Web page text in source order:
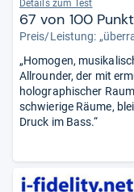
Details zum Test
67 von 100
Preis/Leistung:
„Homogen,
Allrounder, der mit
holographischer
schwierige Räume,
Druck im Bass.“